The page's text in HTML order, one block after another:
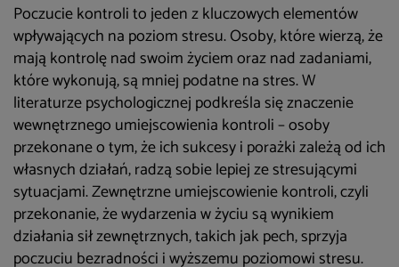
Poczucie kontroli to jeden z kluczowych elementów
wpływających na poziom stresu. Osoby, które wierzą, że
mają kontrolę nad swoim życiem oraz nad zadaniami,
które wykonują, są mniej podatne na stres. W
literaturze psychologicznej podkreśla się znaczenie
wewnętrznego umiejscowienia kontroli – osoby
przekonane o tym, że ich sukcesy i porażki zależą od ich
własnych działań, radzą sobie lepiej ze stresującymi
sytuacjami. Zewnętrzne umiejscowienie kontroli, czyli
przekonanie, że wydarzenia w życiu są wynikiem
działania sił zewnętrznych, takich jak pech, sprzyja
poczuciu bezradności i wyższemu poziomowi stresu.